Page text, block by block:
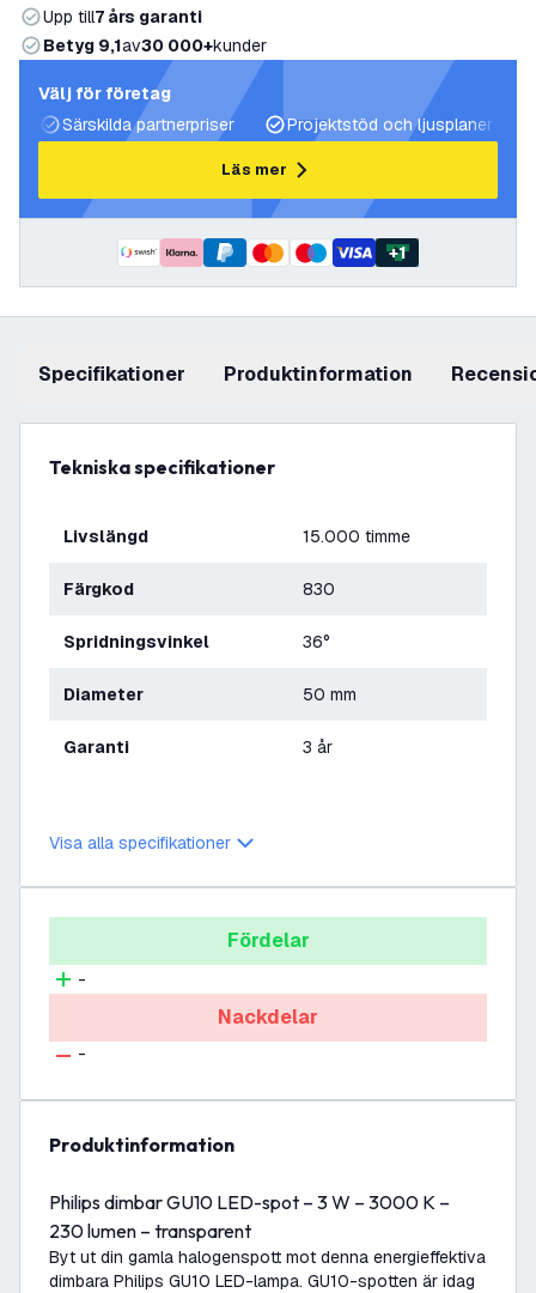
Upp till7 års garanti
Betyg 9,1av30 000+kunder
Välj för företag
Särskilda partnerpriser
Projektstöd och ljusplaner
Läs mer
+1
Specifikationer produktinformation
Tekniska specifikationer
Livslängd 15.000 timme
Färgkod 830
Spridningsvinkel 36°
Diameter 50 mm
Garanti 3 år
Visa alla specifikationer
Fördelar
-
Nackdelar
-
produktinformation
Philips dimbar GU10 LED-spot – 3 W – 3000 K –
230 lumen – transparent
Byt ut din gamla halogenspott mot denna energieffektiva
dimbara Philips GU10 LED-lampa. GU10-spotten är idag